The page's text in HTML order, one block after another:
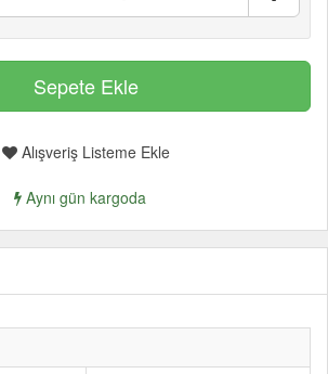
Alışveriş Listeme Ekle
Aynı gün kargoda